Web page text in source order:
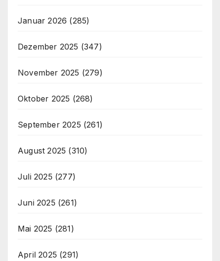
Januar 2026 (285)
Dezember 2025 (347)
November 2025 (279)
Oktober 2025 (268)
September 2025 (261)
August 2025 (310)
Juli 2025 (277)
Juni 2025 (261)
Mai 2025 (281)
April 2025 (291)